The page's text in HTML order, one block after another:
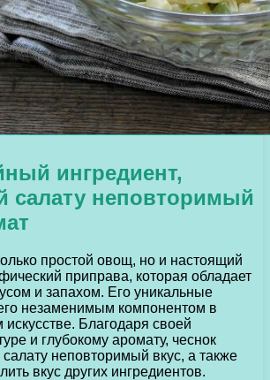
ингредиент,
салату неповторимый
простой овощ, но и настоящий
приправа, которая обладает
и запахом. Его уникальные
незаменимым компонентом в
искусстве. Благодаря своей
и глубокому аромату, чеснок
неповторимый вкус, а также
вкус других ингредиентов.